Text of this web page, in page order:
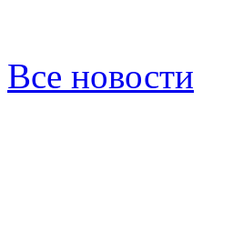
Все новости